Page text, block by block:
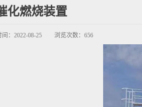
化燃烧装置
： 2022-08-25 浏览次数： 656